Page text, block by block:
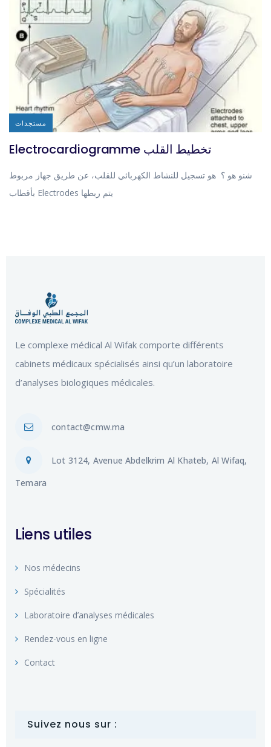
مستجدات
Electrocardiogramme تخطيط القلب
شنو هو ؟ هو تسجيل للنشاط الكهربائي للقلب، عن طريق جهاز مربوط
بأقطاب Electrodes يتم ربطها
Le complexe médical Al Wifak comporte différents
cabinets médicaux spécialisés ainsi qu’un laboratoire
d’analyses biologiques médicales.
contact@cmw.ma
Lot 3124, Avenue Abdelkrim Al Khateb, Al Wifaq,
Temara
Liens utiles
Nos médecins
Spécialités
Laboratoire d’analyses médicales
Rendez-vous en ligne
Contact
Suivez nous sur :